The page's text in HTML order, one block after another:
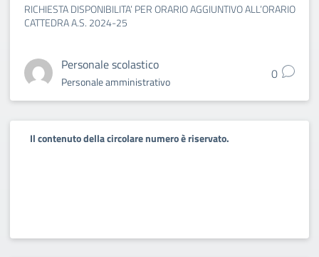
RICHIESTA DISPONIBILITA’ PER ORARIO AGGIUNTIVO ALL’ORARIO
CATTEDRA A.S. 2024-25
Personale scolastico
Personale amministrativo 0
Il contenuto della circolare numero è riservato.